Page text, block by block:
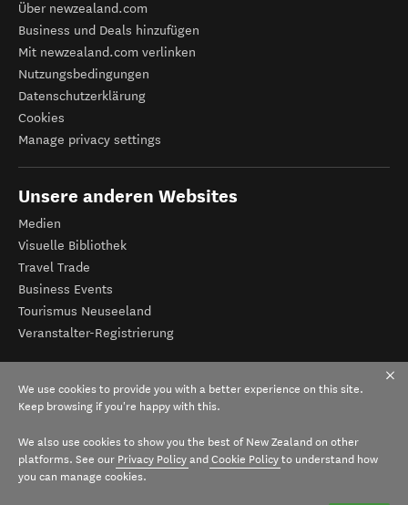
Über newzealand.com
Business und Deals hinzufügen
Mit newzealand.com verlinken
Nutzungsbedingungen
Datenschutzerklärung
Cookies
Manage privacy settings
Unsere anderen Websites
Medien
Visuelle Bibliothek
Travel Trade
Business Events
Tourismus Neuseeland
Veranstalter-Registrierung
We use cookies to provide you with a better experience on this site.
Keep browsing if you're happy with this.
We also use cookies to show you the best of New Zealand on other
platforms. See our Privacy Policy and Cookie Policy to understand how
you can manage cookies.